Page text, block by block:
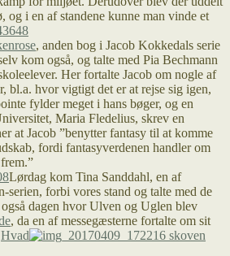
og i en af standene kunne man vinde et
, anden bog i Jacob Kokkedals serie
kom også, og talte med Pia Bechmann
Her fortalte Jacob om nogle af
bl.a. hvor vigtigt det er at rejse sig igen,
fylder meget i hans bøger, og en
Maria Fledelius, skrev en
at Jacob ”benytter fantasy til at komme
fordi fantasyverdenen handler om
Lørdag kom Tina Sanddahl, en af
serien, forbi vores stand og talte med de
dagen hvor Ulven og Uglen blev
, da en af messegæsterne fortalte om sit
Hvad
skoven